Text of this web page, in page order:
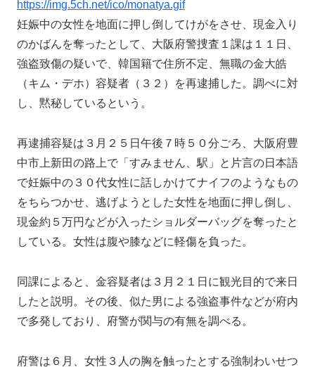
https://img.5ch.net/ico/monatya.gif
妊娠中の女性を地面に押し倒してけがをさせ、現金入り
のかばんを奪ったとして、大阪府警捜査１課は１１日、
強盗致傷の疑いで、韓国籍で住所不定、無職の金大皓
（キム・デホ）容疑者（３２）を再逮捕した。調べに対
し、黙秘しているという。
再逮捕容疑は３月２５日午後７時５０分ごろ、大阪府豊
中市上新田の路上で「すみません、駅」と片言の日本語
で妊娠中の３０代女性に話しかけてナイフのようなもの
をちらつかせ、逃げようとした女性を地面に押し倒し、
現金約５万円などが入ったショルダーバッグを奪ったと
している。女性は腹や膝などに軽傷を負った。
同課によると、金容疑者は３月２１日に観光目的で来日
したと説明。その後、似た男による強盗事件などが府内
で多発しており、府警が関与の有無を調べる。
府警は６月、女性３人の胸を触ったとする強制わいせつ